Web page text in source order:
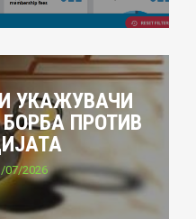
УКАЖУВАЧИ
ПРОТИВ
07/2026